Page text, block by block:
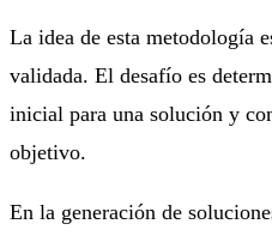
La idea de esta metodología
validada. El desafío es
inicial para una solución y
objetivo.
En la generación de